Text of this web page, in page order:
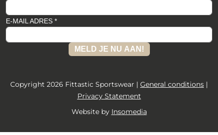
E-MAIL ADRES *
MELD JE NU AAN!
Copyright 2026 Fittastic Sportswear | General conditions |
Privacy Statement
Website by Insomedia